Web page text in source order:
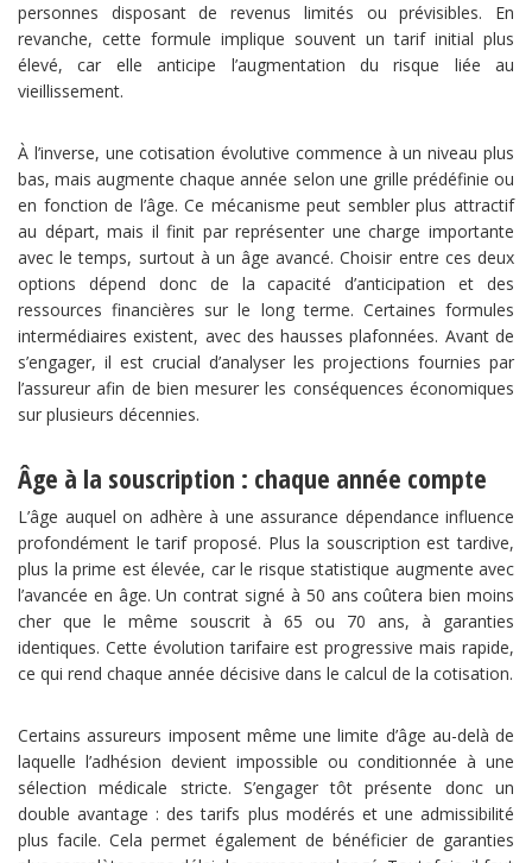
personnes disposant de revenus limités ou prévisibles. En
revanche, cette formule implique souvent un tarif initial plus
élevé, car elle anticipe l’augmentation du risque liée au
vieillissement.
À l’inverse, une cotisation évolutive commence à un niveau plus
bas, mais augmente chaque année selon une grille prédéfinie ou
en fonction de l’âge. Ce mécanisme peut sembler plus attractif
au départ, mais il finit par représenter une charge importante
avec le temps, surtout à un âge avancé. Choisir entre ces deux
options dépend donc de la capacité d’anticipation et des
ressources financières sur le long terme. Certaines formules
intermédiaires existent, avec des hausses plafonnées. Avant de
s’engager, il est crucial d’analyser les projections fournies par
l’assureur afin de bien mesurer les conséquences économiques
sur plusieurs décennies.
Âge à la souscription : chaque année compte
L’âge auquel on adhère à une assurance dépendance influence
profondément le tarif proposé. Plus la souscription est tardive,
plus la prime est élevée, car le risque statistique augmente avec
l’avancée en âge. Un contrat signé à 50 ans coûtera bien moins
cher que le même souscrit à 65 ou 70 ans, à garanties
identiques. Cette évolution tarifaire est progressive mais rapide,
ce qui rend chaque année décisive dans le calcul de la cotisation.
Certains assureurs imposent même une limite d’âge au-delà de
laquelle l’adhésion devient impossible ou conditionnée à une
sélection médicale stricte. S’engager tôt présente donc un
double avantage : des tarifs plus modérés et une admissibilité
plus facile. Cela permet également de bénéficier de garanties